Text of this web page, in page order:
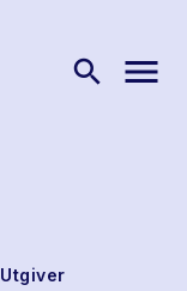
search menu
Utgiver